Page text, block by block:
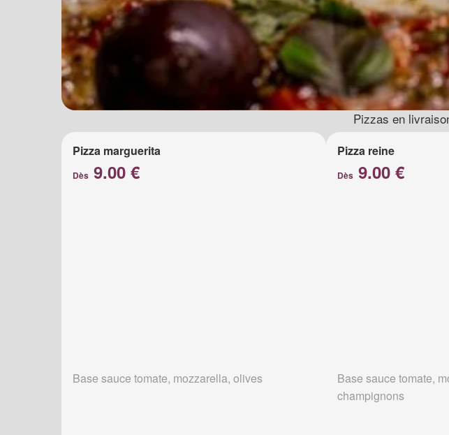
Pizzas en
Pizza marguerita
Dès 9.00 €
Base sauce tomate, mozzarella, olives
Pizza reine
Dès9.00 €
Base sauce tomate,
champignons